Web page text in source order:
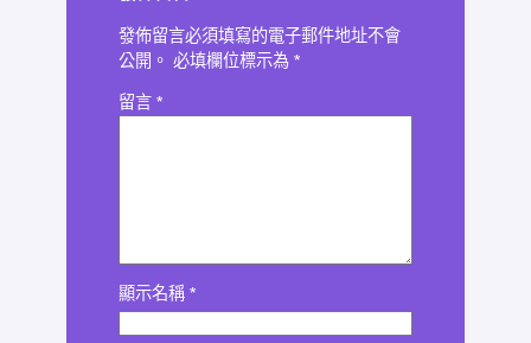
發佈留言必須填寫的電子郵件地址不會
公開。 必填欄位標示為 *
留言 *
顯示名稱 *